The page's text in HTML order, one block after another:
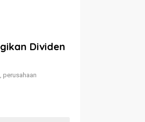
Dividen
perusahaan